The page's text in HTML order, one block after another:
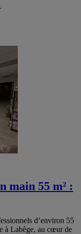
main 55 m² :
d’environ 55
à Labège, au cœur de